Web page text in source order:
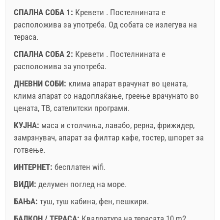
Резервирајте и чекајте на потврда
Ако не сакате да резервирате сега, наместо да имате
повеќе прашања, ве молиме пополнете ги и кликнете
на "Испрати пребарување".
Испрати барање
СПАЛНА СОБА 1: Кревети . Постелнината е
расположива за употреба. Од собата се излегува на
тераса.
СПАЛНА СОБА 2: Кревети . Постелнината е
расположива за употреба.
ДНЕВНИ СОБИ: клима апарат врачунат во цената,
клима апарат со надоплаќање, греење врачунато во
цената, ТВ, сателитски програми.
КУЈНА: маса и столчиња, лавабо, рерна, фрижидер,
замрзнувач, апарат за филтар кафе, тостер, шпорет за
готвење.
ИНТЕРНЕТ: бесплатен wifi.
ВИДИ: делумен поглед на море.
БАЊА: туш, туш кабина, фен, пешкири.